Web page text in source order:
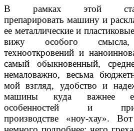
В рамках этой
препарировать машину и
ее металлические и
вижу особого
технооткровений и наноинно
самый обыкновенный,
немаловажно, весьма
мой взгляд, удобство и
машины куда важнее ее
особенностей и
производстве «ноу-хау».